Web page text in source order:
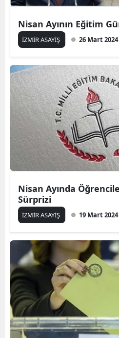
Nisan Ayının Eğitim
İZMİR ASAYİŞ 26 Mart 2024
Nisan Ayında
Sürprizi
İZMİR ASAYİŞ 19 Mart 2024